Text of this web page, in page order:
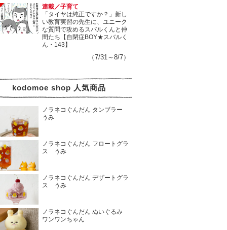
連載／子育て
「タイヤは純正ですか？」新し
い教育実習の先生に、ユニーク
な質問で攻めるスバルくんと仲
間たち【自閉症BOY★スバルく
ん・143】
（7/31～8/7）
kodomoe shop 人気商品
ノラネコぐんだん タンブラー
うみ
ノラネコぐんだん フロートグラ
ス うみ
ノラネコぐんだん デザートグラ
ス うみ
ノラネコぐんだん ぬいぐるみ
ワンワンちゃん